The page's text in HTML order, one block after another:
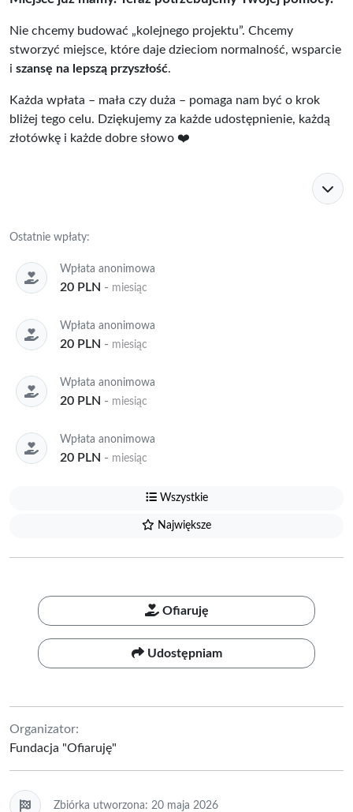
Nie chcemy budować „kolejnego projektu”. Chcemy
stworzyć miejsce, które daje dzieciom normalność, wsparcie
i szansę na lepszą przyszłość.
Każda wpłata – mała czy duża – pomaga nam być o krok
bliżej tego celu. Dziękujemy za każde udostępnienie, każdą
złotówkę i każde dobre słowo ❤️
Ostatnie wpłaty:
Wpłata anonimowa
20 PLN - miesiąc
Wpłata anonimowa
20 PLN - miesiąc
Wpłata anonimowa
20 PLN - miesiąc
Wpłata anonimowa
20 PLN - miesiąc
Wszystkie
Największe
Ofiaruję
Udostępniam
Organizator:
Fundacja "Ofiaruję"
Zbiórka utworzona: 20 maja 2026